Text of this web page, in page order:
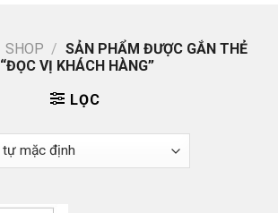
SHOP / SẢN PHẨM ĐƯỢC GẮN THẺ
“ĐỌC VỊ KHÁCH HÀNG”
LỌC